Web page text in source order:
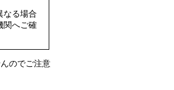
なる場合
関へご確
のでご注意